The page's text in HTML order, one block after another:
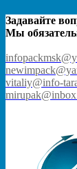
Задавайте
Мы
vitaliy@info-